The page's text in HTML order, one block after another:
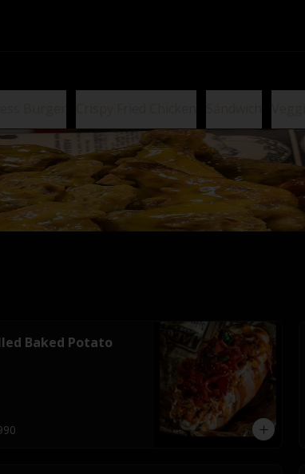
Baked Potato